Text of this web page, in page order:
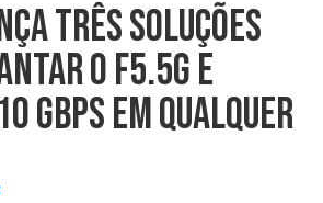
TRÊS SOLUÇÕES
O F5.5G E
GBPS EM QUALQUER